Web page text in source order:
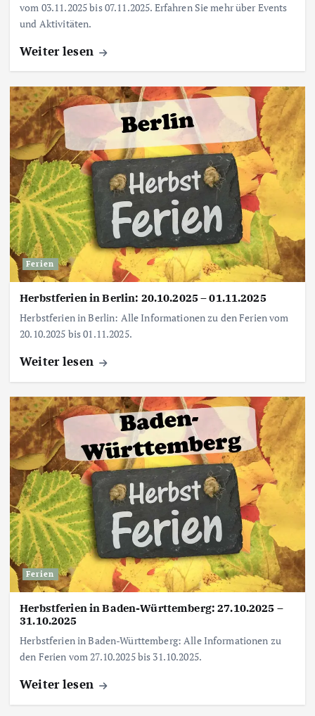
vom 03.11.2025 bis 07.11.2025. Erfahren Sie mehr über Events
und Aktivitäten.
Weiter lesen
Ferien
Herbstferien in Berlin: 20.10.2025 – 01.11.2025
Herbstferien in Berlin: Alle Informationen zu den Ferien vom
20.10.2025 bis 01.11.2025.
Weiter lesen
Ferien
Herbstferien in Baden-Württemberg: 27.10.2025 –
31.10.2025
Herbstferien in Baden-Württemberg: Alle Informationen zu
den Ferien vom 27.10.2025 bis 31.10.2025.
Weiter lesen